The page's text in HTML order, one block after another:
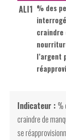
ALI1 % des
craindre
l’argent
Indicateur : %
craindre de
se